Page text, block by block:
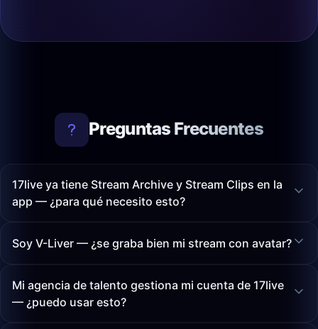
Preguntas Frecuentes
17live ya tiene Stream Archive y Stream Clips en la
app — ¿para qué necesito esto?
Soy V-Liver — ¿se graba bien mi stream con avatar?
Mi agencia de talento gestiona mi cuenta de 17live
— ¿puedo usar esto?